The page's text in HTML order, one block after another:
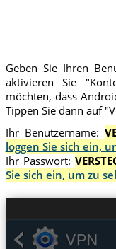
Geben Sie Ihren
aktivieren Sie
möchten, dass
Tippen Sie dann auf
Ihr Benutzername:
loggen Sie sich ein,
Ihr Passwort:
Sie sich ein, um zu